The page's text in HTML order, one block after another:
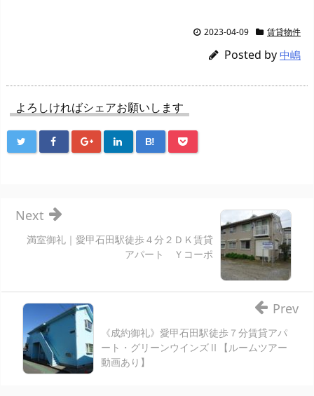
2023-04-09 賃貸物件
Posted by 中嶋
よろしければシェアお願いします
B!
満室御礼｜愛甲石田駅徒歩４分２ＤＫ賃貸
アパート Ｙコーポ
Next
《成約御礼》愛甲石田駅徒歩７分賃貸アパ
ート・グリーンウインズⅡ【ルームツアー
動画あり】
Prev